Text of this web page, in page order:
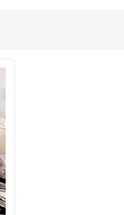
Tuyết, khách
cũng như ưu